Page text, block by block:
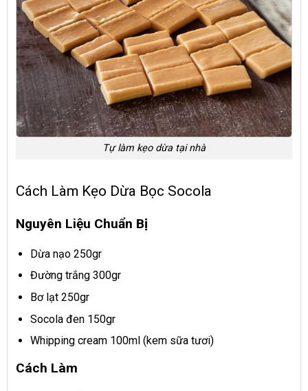
Tự làm kẹo dừa tại nhà
Cách Làm Kẹo Dừa Bọc Socola
Nguyên Liệu Chuẩn Bị
Dừa nạo 250gr
Đường trắng 300gr
Bơ lạt 250gr
Socola đen 150gr
Whipping cream 100ml (kem sữa tươi)
Cách Làm